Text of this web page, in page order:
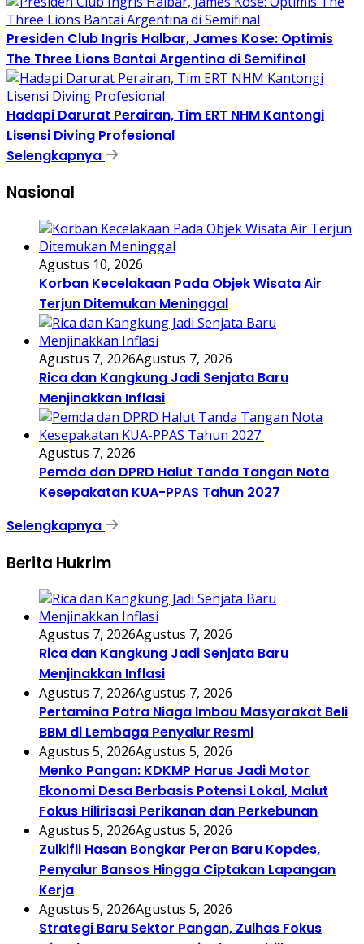
Presiden Club Ingris Halbar, James Kose: Optimis
The Three Lions Bantai Argentina di Semifinal
Hadapi Darurat Perairan, Tim ERT NHM Kantongi
Lisensi Diving Profesional
Selengkapnya
Nasional
Agustus 10, 2026
Korban Kecelakaan Pada Objek Wisata Air
Terjun Ditemukan Meninggal
Agustus 7, 2026Agustus 7, 2026
Rica dan Kangkung Jadi Senjata Baru
Menjinakkan Inflasi
Agustus 7, 2026
Pemda dan DPRD Halut Tanda Tangan Nota
Kesepakatan KUA-PPAS Tahun 2027
Selengkapnya
Berita Hukrim
Agustus 7, 2026Agustus 7, 2026
Rica dan Kangkung Jadi Senjata Baru
Menjinakkan Inflasi
Agustus 7, 2026Agustus 7, 2026
Pertamina Patra Niaga Imbau Masyarakat Beli
BBM di Lembaga Penyalur Resmi
Agustus 5, 2026Agustus 5, 2026
Menko Pangan: KDKMP Harus Jadi Motor
Ekonomi Desa Berbasis Potensi Lokal, Malut
Fokus Hilirisasi Perikanan dan Perkebunan
Agustus 5, 2026Agustus 5, 2026
Zulkifli Hasan Bongkar Peran Baru Kopdes,
Penyalur Bansos Hingga Ciptakan Lapangan
Kerja
Agustus 5, 2026Agustus 5, 2026
Strategi Baru Sektor Pangan, Zulhas Fokus